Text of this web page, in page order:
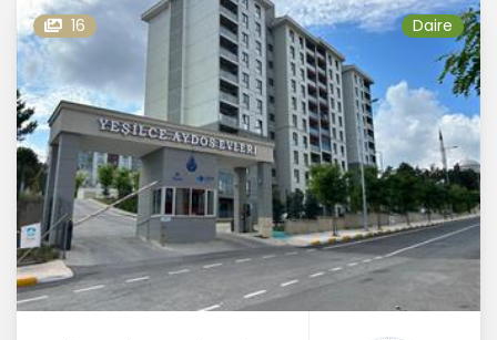
16 Daire